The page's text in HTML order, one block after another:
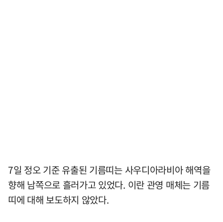
7일 정오 기준 유출된 기름띠는 사우디아라비아 해역을
향해 남쪽으로 흘러가고 있었다. 이란 관영 매체는 기름
띠에 대해 보도하지 않았다.